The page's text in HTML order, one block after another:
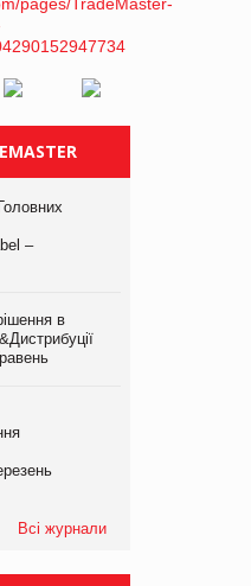
збиток у першому півріччі
–
в
Всі журнали